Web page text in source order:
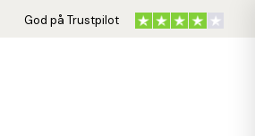
God på Trustpilot